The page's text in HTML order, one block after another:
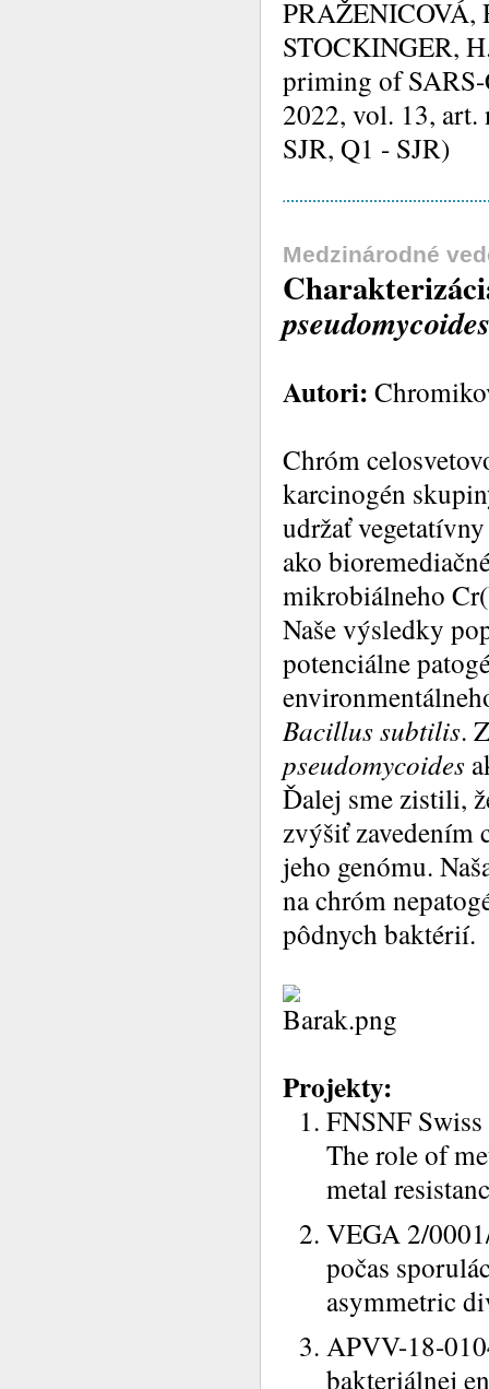
PRAŽENICOVÁ,
STOCKINGER,
priming of
2022, vol. 13, art.
SJR, Q1 - SJR)
Medzinárodné
pseudomycoides
Autori:
Chróm
karcinogén
udržať
ako
mikrobiálneho
Naše výsledky
potenciálne
Bacillus subtilis.
pseudomycoides
Ďalej sme zistili,
zvýšiť zavedením
jeho genómu.
na chróm
pôdnych baktérií.
Projekty:
FNSNF
The role of
metal
VEGA 2/
počas
asymmetric
APVV-18-
bakteriálnej